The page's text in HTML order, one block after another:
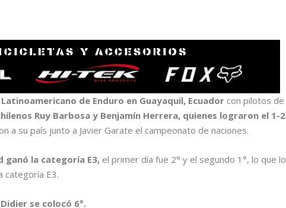
de Enduro en Guayaquil, Ecuadorcon pilotos de
Ruy Barbosa y Benjamín Herrera, quienes lograron el 1-2
a su país junto a Javier Garate el campeonato de naciones.
ganó la categoría E3,el primer día fue 2° y el segundo 1°, lo que lo
categoría E3.
se colocó 6°.